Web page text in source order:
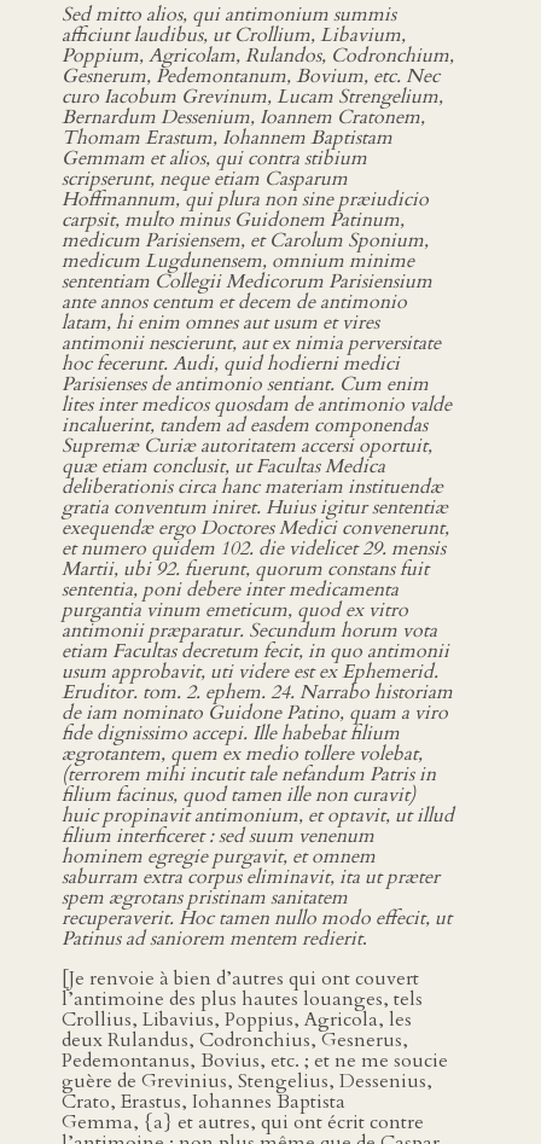
Sed mitto alios, qui antimonium summis
afficiunt laudibus, ut Crollium, Libavium,
Poppium, Agricolam, Rulandos, Codronchium,
Gesnerum, Pedemontanum, Bovium, etc. Nec
curo Iacobum Grevinum, Lucam Strengelium,
Bernardum Dessenium, Ioannem Cratonem,
Thomam Erastum, Iohannem Baptistam
Gemmam et alios, qui contra stibium
scripserunt, neque etiam Casparum
Hoffmannum, qui plura non sine præiudicio
carpsit, multo minus Guidonem Patinum,
medicum Parisiensem, et Carolum Sponium,
medicum Lugdunensem, omnium minime
sententiam Collegii Medicorum Parisiensium
ante annos centum et decem de antimonio
latam, hi enim omnes aut usum et vires
antimonii nescierunt, aut ex nimia perversitate
hoc fecerunt. Audi, quid hodierni medici
Parisienses de antimonio sentiant. Cum enim
lites inter medicos quosdam de antimonio valde
incaluerint, tandem ad easdem componendas
Supremæ Curiæ autoritatem accersi oportuit,
quæ etiam conclusit, ut Facultas Medica
deliberationis circa hanc materiam instituendæ
gratia conventum iniret. Huius igitur sententiæ
exequendæ ergo Doctores Medici convenerunt,
et numero quidem 102. die videlicet 29. mensis
Martii, ubi 92. fuerunt, quorum constans fuit
sententia, poni debere inter medicamenta
purgantia vinum emeticum, quod ex vitro
antimonii præparatur. Secundum horum vota
etiam Facultas decretum fecit, in quo antimonii
usum approbavit, uti videre est ex Ephemerid.
Eruditor. tom. 2. ephem. 24. Narrabo historiam
de iam nominato Guidone Patino, quam a viro
fide dignissimo accepi. Ille habebat filium
ægrotantem, quem ex medio tollere volebat,
(terrorem mihi incutit tale nefandum Patris in
filium facinus, quod tamen ille non curavit)
huic propinavit antimonium, et optavit, ut illud
filium interficeret : sed suum venenum
hominem egregie purgavit, et omnem
saburram extra corpus eliminavit, ita ut præter
spem ægrotans pristinam sanitatem
recuperaverit. Hoc tamen nullo modo effecit, ut
Patinus ad saniorem mentem redierit.
[Je renvoie à bien d’autres qui ont couvert
l’antimoine des plus hautes louanges, tels
Crollius, Libavius, Poppius, Agricola, les
deux Rulandus, Codronchius, Gesnerus,
Pedemontanus, Bovius, etc. ; et ne me soucie
guère de Grevinius, Stengelius, Dessenius,
Crato, Erastus, Iohannes Baptista
Gemma, {a} et autres, qui ont écrit contre